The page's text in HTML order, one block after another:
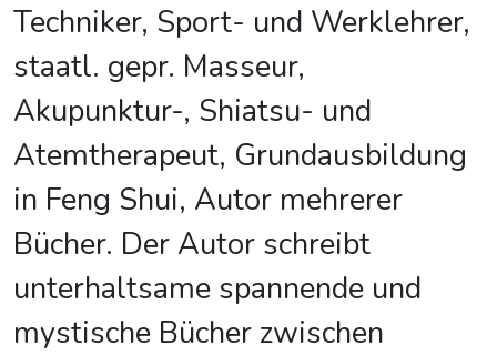
Techniker, Sport- und Werklehrer,
staatl. gepr. Masseur,
Akupunktur-, Shiatsu- und
Atemtherapeut, Grundausbildung
in Feng Shui, Autor mehrerer
Bücher. Der Autor schreibt
unterhaltsame spannende und
mystische Bücher zwischen